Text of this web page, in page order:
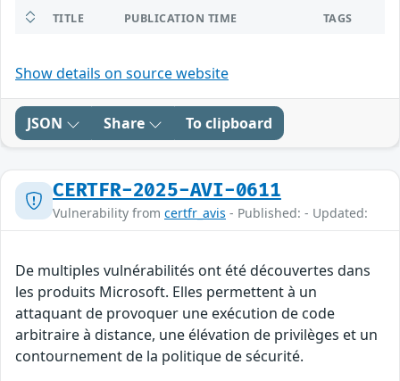
TITLE PUBLICATION TIME TAGS
Show details on source website
JSON Share To clipboard
CERTFR-2025-AVI-0611
Vulnerability from certfr_avis - Published: - Updated:
De multiples vulnérabilités ont été découvertes dans
les produits Microsoft. Elles permettent à un
attaquant de provoquer une exécution de code
arbitraire à distance, une élévation de privilèges et un
contournement de la politique de sécurité.